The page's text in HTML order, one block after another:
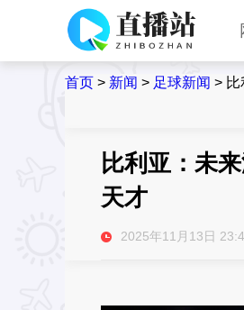
首页 > 新闻 > 足球新闻 >
比利亚：未
天才
2025年11月13日